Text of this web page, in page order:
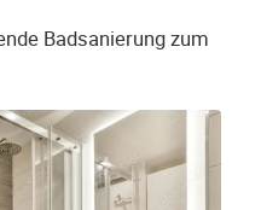
Badsanierung zum